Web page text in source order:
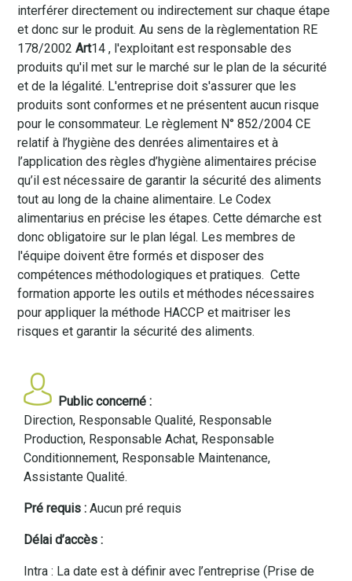
interférer directement ou indirectement sur chaque étape
et donc sur le produit. Au sens de la règlementation RE
178/2002Art14 , l'exploitant est responsable des
produits qu'il met sur le marché sur le plan de la sécurité
et de la légalité. L'entreprise doit s'assurer que les
produits sont conformes et ne présentent aucun risque
pour le consommateur. Le règlement N° 852/2004 CE
relatif à l’hygiène des denrées alimentaires et à
l’application des règles d’hygiène alimentaires précise
qu’il est nécessaire de garantir la sécurité des aliments
tout au long de la chaine alimentaire. Le Codex
alimentarius en précise les étapes. Cette démarche est
donc obligatoire sur le plan légal. Les membres de
l'équipe doivent être formés et disposer des
compétences méthodologiques et pratiques. Cette
formation apporte les outils et méthodes nécessaires
pour appliquer la méthode HACCP et maitriser les
risques et garantir la sécurité des aliments.
Public concerné :
Direction, Responsable Qualité, Responsable
Production, Responsable Achat, Responsable
Conditionnement, Responsable Maintenance,
Assistante Qualité.
Pré requis :Aucun pré requis
Délai d’accès :
Intra : La date est à définir avec l’entreprise (Prise de